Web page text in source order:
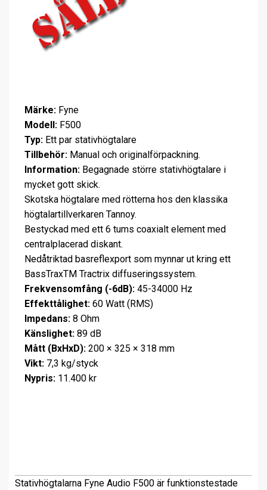
Märke: Fyne
Modell: F500
Typ: Ett par stativhögtalare
Tillbehör: Manual och originalförpackning.
Information: Begagnade större stativhögtalare i
mycket gott skick.
Skotska högtalare med rötterna hos den klassika
högtalartillverkaren Tannoy.
Bestyckad med ett 6 tums coaxialt element med
centralplacerad diskant.
Nedåtriktad basreflexport som mynnar ut kring ett
BassTraxTM Tractrix diffuseringssystem.
Frekvensomfång (-6dB): 45-34000 Hz
Effekttålighet: 60 Watt (RMS)
Impedans: 8 Ohm
Känslighet: 89 dB
Mått (BxHxD): 200 × 325 × 318 mm
Vikt: 7,3 kg/styck
Nypris: 11.400 kr
Stativhögtalarna Fyne Audio F500 är funktionstestade